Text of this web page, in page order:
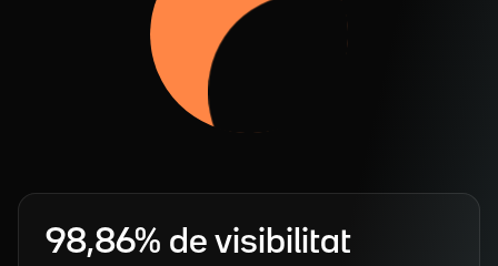
98,86% de visibilitat